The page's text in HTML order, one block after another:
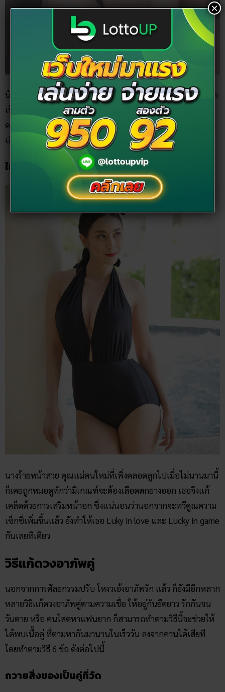
นักร้องสาวลุกทุ่งสุดเซ็กซี่ ที่ตัดสินใจด้วยทำตาสองชั้น เพราะเธอ
เป็นคนตาตก ทำโดนทักว่าโหงวเฮ้งไม่ดี ซึ่งหลังจากที่เธอทำนั้น
ดวงเธอก็ปังขึ้นเรื่อย ๆ ซิงเกิ้ลไหนออกมาก็ เปรี้ยงปร้างติดหู ชื่อ
เสียงโด่งดัง มีงานจ้างไม่เว้นแต่ละวัน
ใหม่ สุคนธวา
นางร้ายหน้าสวย คุณแม่คนใหม่ที่เพิ่งคลอดลูกไปเมื่อไม่นานมานี้
ก็เคยถูกหมอดูทักว่ามีเกณฑ์จะต้องเลือดตกยางออก เธอจึงแก้
เคล็ดด้วยการเสริมหน้าอก ซึ่งแน่นอนว่านอกจากจะทวีคูณความ
เซ็กซี่เพิ่มขึ้นแล้ว ยังทำให้เธอ Luky in love และ Lucky in game
กันเลยทีเดียว
วิธีแก้ดวงอาภัพคู่
นอกจากการศัลยกรรมปรับ โหงวเฮ้ง​อาภัพ​รัก แล้ว ก็ยังมีอีกหลาก
หลายวิธีแก้ดวงอาภัพคู่ตามความเชื่อ ให้อยู่กันยืดยาว รักกันจน
วันตาย หรือ คนโสดหาแฟนยาก ก็สามารถทำตามวิธีนี้จะช่วยให้
ได้พบเนื้อคู่ ที่ตามหากันมานานในเร็ววัน ลงจากคานได้เสียที
โดยทำตามวิธี 6 ข้อ ดังต่อไปนี้
ถวายสิ่งของเป็นคู่ที่วัด
×